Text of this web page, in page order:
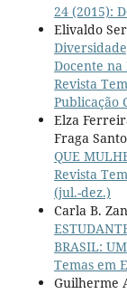
24 (2015):
Elivaldo
Docente na
Revista
Publicação
Elza
Fraga
QUE
Revista
(jul.-dez.)
Carla B.
BRASIL:
Temas em
Guilherme